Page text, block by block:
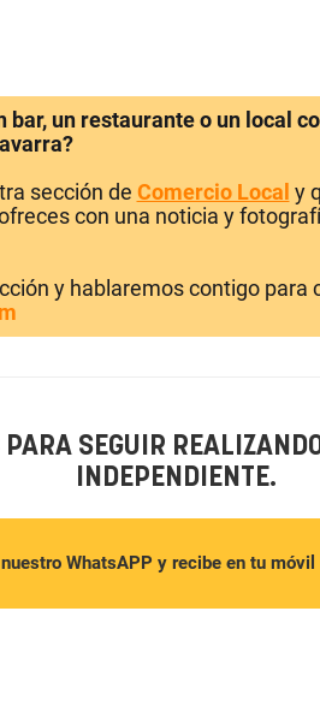
bar, un restaurante o un local
sección de Comercio Local y
con una noticia y
y hablaremos contigo para
PARA SEGUIR
INDEPENDIENTE.
WhatsAPP y recibe en tu